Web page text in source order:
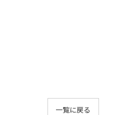
一覧に戻る